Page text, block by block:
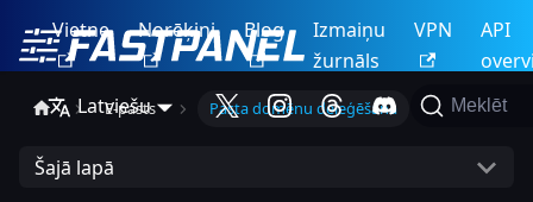
Vietne Norēķini Blog
Izmaiņu
žurnāls
VPN
API
Latviešu
Meklēt
E-pasts Pasta domēnu deleģēšana
Šajā lapā